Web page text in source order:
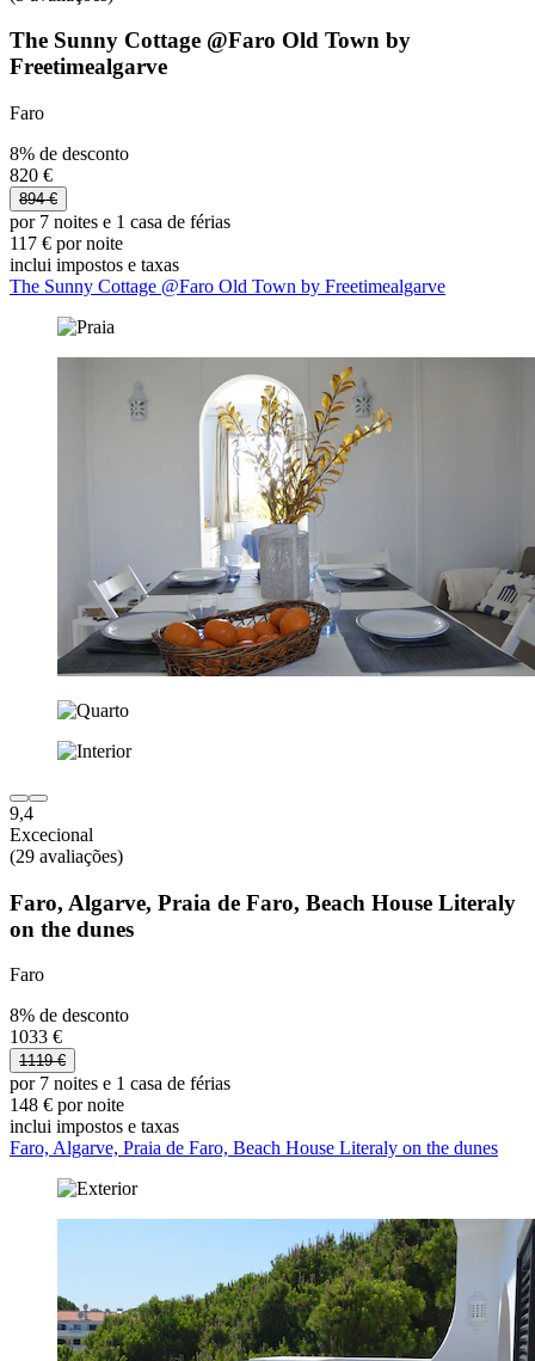
The Sunny Cottage @Faro Old Town by
Freetimealgarve
Faro
8% de desconto
820 €
894 €
por 7 noites e 1 casa de férias
117 € por noite
inclui impostos e taxas
The Sunny Cottage @Faro Old Town by Freetimealgarve
9,4
Excecional
(29 avaliações)
Faro, Algarve, Praia de Faro, Beach House Literaly
on the dunes
Faro
8% de desconto
1033 €
1119 €
por 7 noites e 1 casa de férias
148 € por noite
inclui impostos e taxas
Faro, Algarve, Praia de Faro, Beach House Literaly on the dunes